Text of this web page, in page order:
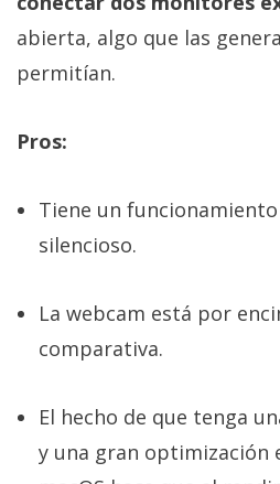
abierta, algo que las
permitían.
Pros:
Tiene un
silencioso.
La webcam está por
comparativa.
El hecho de que tenga
y una gran optimización